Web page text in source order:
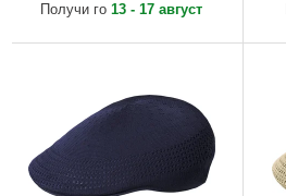
Получи го 13 - 17 август